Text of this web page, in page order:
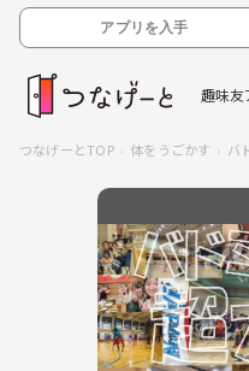
アプリを入手
趣味友
つなげーとTOP 体をうごかす バ